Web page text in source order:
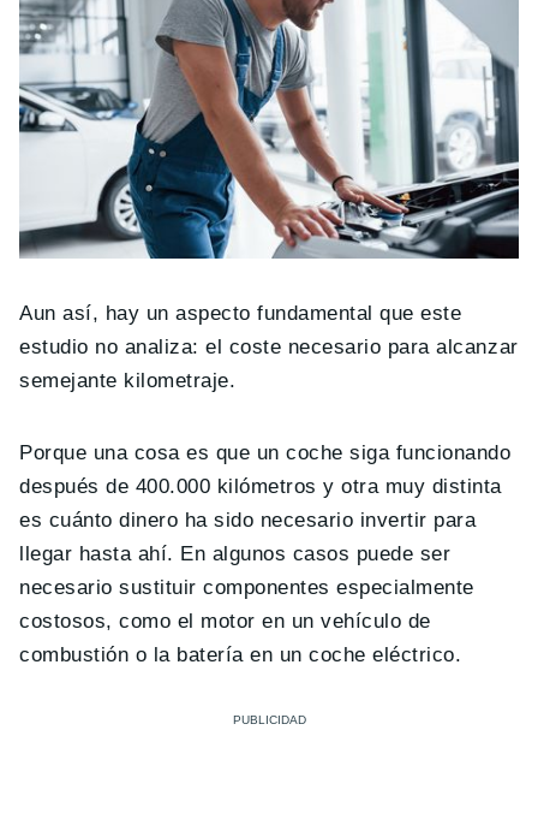
Aun así, hay un aspecto fundamental que este
estudio no analiza: el coste necesario para alcanzar
semejante kilometraje.
Porque una cosa es que un coche siga funcionando
después de 400.000 kilómetros y otra muy distinta
es cuánto dinero ha sido necesario invertir para
llegar hasta ahí. En algunos casos puede ser
necesario sustituir componentes especialmente
costosos, como el motor en un vehículo de
combustión o la batería en un coche eléctrico.